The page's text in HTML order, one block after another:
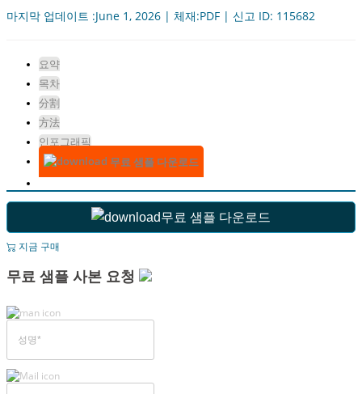
마지막 업데이트 :June 1, 2026 | 체재:PDF | 신고 ID: 115682
요약
목차
分割
方法
인포그래픽
무료 샘플 다운로드
무료 샘플 다운로드
지금 구매
무료 샘플 사본 요청